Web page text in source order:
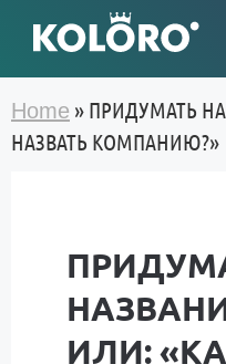
Home » ПРИДУМАТЬ
НАЗВАТЬ КОМПАНИЮ?»
ИЛИ: